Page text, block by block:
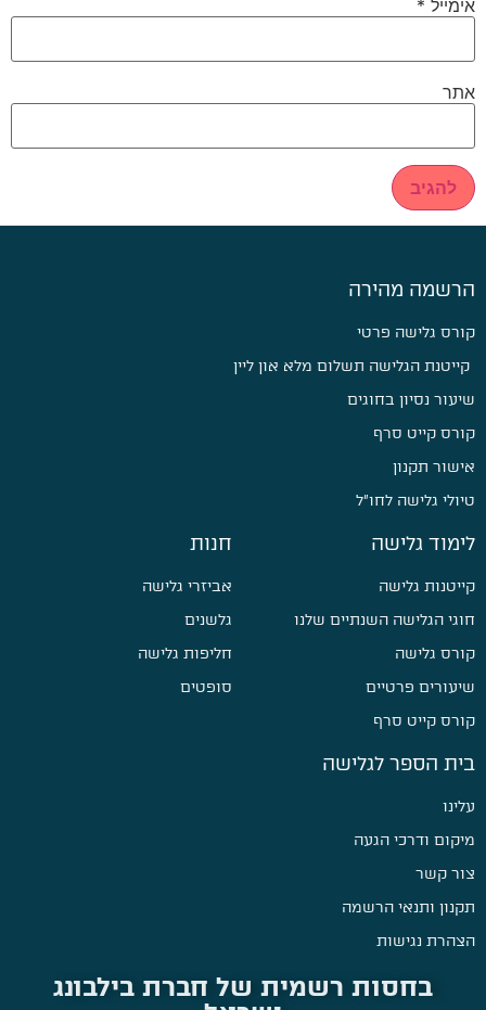
אימייל *
אתר
הרשמה מהירה
קורס גלישה פרטי
קייטנת הגלישה תשלום מלא און ליין
שיעור נסיון בחוגים
קורס קייט סרף
אישור תקנון
טיולי גלישה לחו״ל
לימוד גלישה
קייטנות גלישה
חוגי הגלישה השנתיים שלנו
קורס גלישה
שיעורים פרטיים
קורס קייט סרף
חנות
אביזרי גלישה
גלשנים
חליפות גלישה
סופטים
בית הספר לגלישה
עלינו
מיקום ודרכי הגעה
צור קשר
תקנון ותנאי הרשמה
הצהרת נגישות
בחסות רשמית של חברת בילבונג